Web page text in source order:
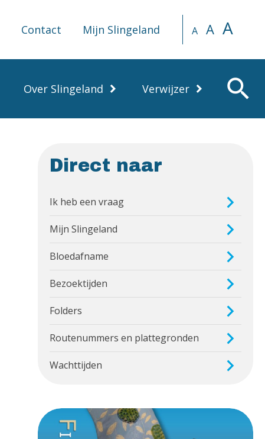
Contact Mijn Slingeland A A A
Over Slingeland Verwijzer search
Direct naar
Ik heb een vraag
Mijn Slingeland
Bloedafname
Bezoektijden
Folders
Routenummers en plattegronden
Wachttijden